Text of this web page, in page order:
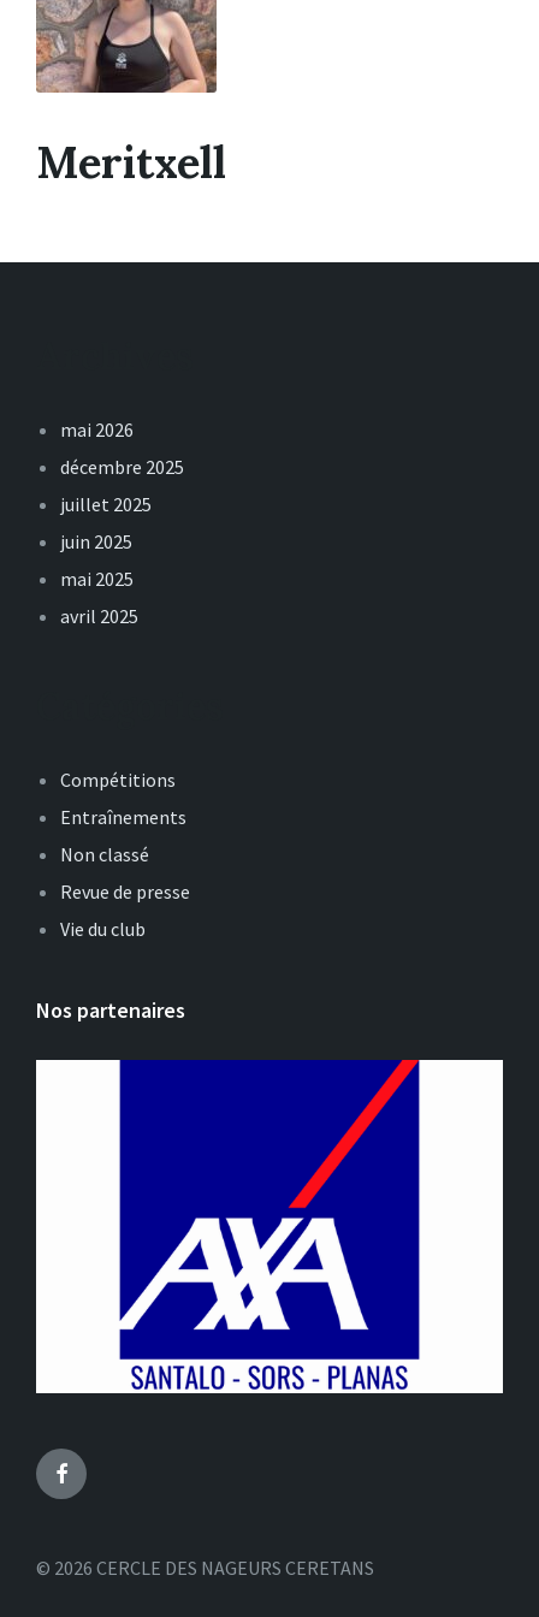
Meritxell
mai 2026
décembre 2025
juillet 2025
juin 2025
mai 2025
avril 2025
Compétitions
Entraînements
Non classé
Revue de presse
Vie du club
Nos partenaires
Facebook
© 2026 CERCLE DES NAGEURS CERETANS